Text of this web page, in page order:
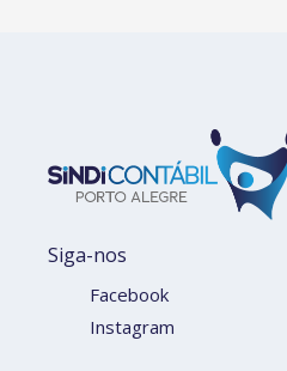
Siga-nos
Facebook
Instagram